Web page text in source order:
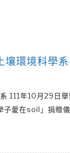
壤環境科學系
111年10月29日
愛在soil」捐贈